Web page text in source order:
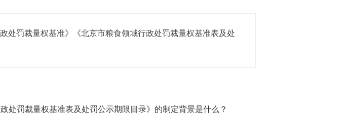
处罚裁量权基准》《北京市粮食领域行政处罚裁量权基准表及处
处罚裁量权基准表及处罚公示期限目录》的制定背景是什么？